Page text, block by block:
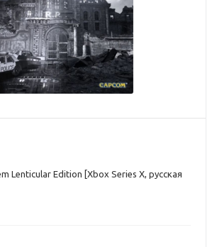
Lenticular Edition [Xbox Series X, русская